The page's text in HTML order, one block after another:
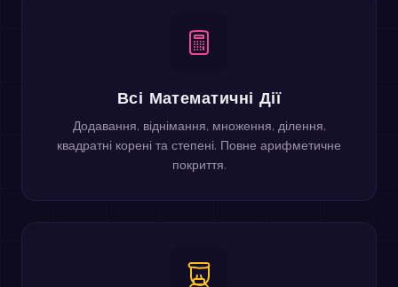
Всі Математичні Дії
Додавання, віднімання, множення, ділення,
квадратні корені та степені. Повне арифметичне
покриття.